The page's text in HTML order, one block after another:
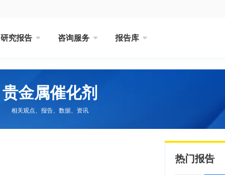
研究报告 咨询服务 报告库
贵金属催化剂
相关观点、报告、数据、资讯
热门报告